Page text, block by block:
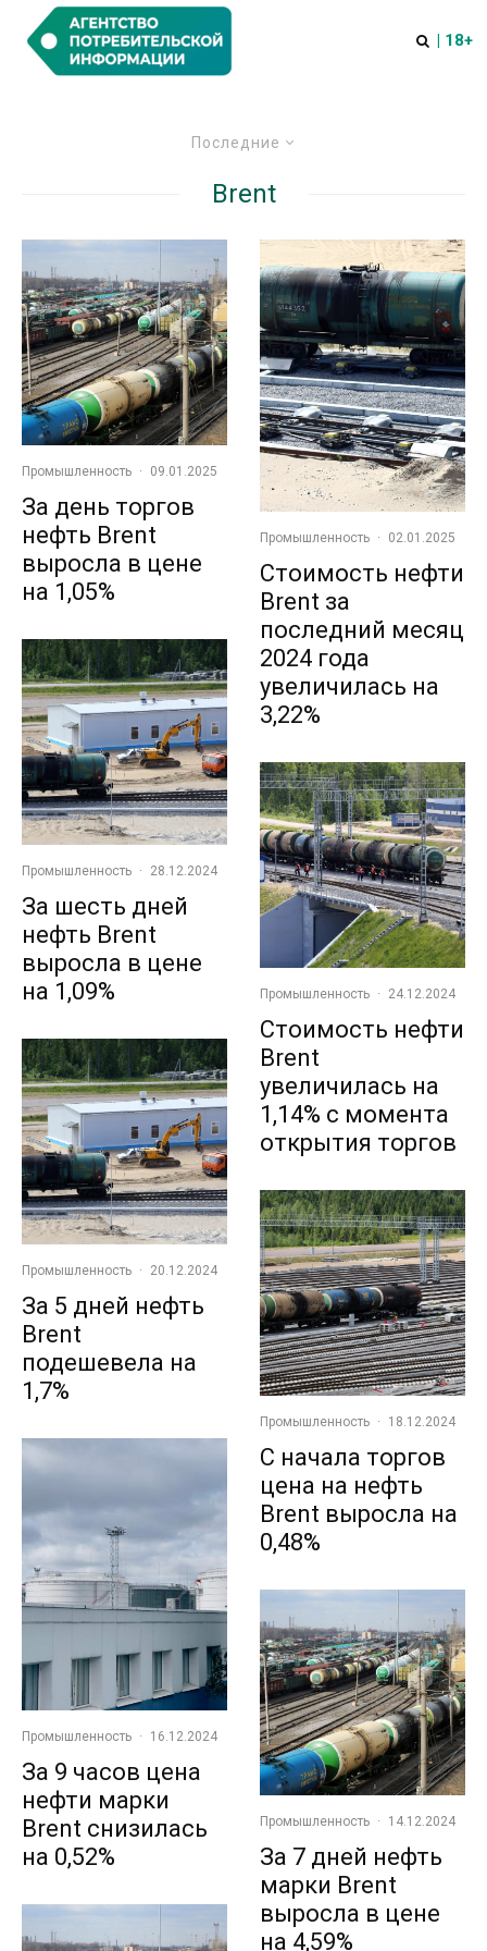
| 18+
Последние
Brent
Промышленность · 09.01.2025
За день торгов
нефть Brent
выросла в цене
на 1,05%
Промышленность · 28.12.2024
За шесть дней
нефть Brent
выросла в цене
на 1,09%
Промышленность · 20.12.2024
За 5 дней нефть
Brent
подешевела на
1,7%
Промышленность · 16.12.2024
За 9 часов цена
нефти марки
Brent снизилась
на 0,52%
Промышленность · 02.01.2025
Стоимость нефти
Brent за
последний месяц
2024 года
увеличилась на
3,22%
Промышленность · 24.12.2024
Стоимость нефти
Brent
увеличилась на
1,14% с момента
открытия торгов
Промышленность · 18.12.2024
С начала торгов
цена на нефть
Brent выросла на
0,48%
Промышленность · 14.12.2024
За 7 дней нефть
марки Brent
выросла в цене
на 4,59%